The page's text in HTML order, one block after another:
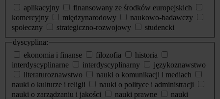
aplikacyjny
finansowany ze środków europejskich
komercyjny
międzynarodowy
naukowo-badawczy
społeczny
strategiczno-rozwojowy
studencki
dyscyplina:
ekonomia i finanse
filozofia
historia
interdyscyplinarne
interdyscyplinarny
językoznawstwo
literaturoznawstwo
nauki o komunikacji i mediach
nauki o kulturze i religii
nauki o polityce i administracji
nauki o zarządzaniu i jakości
nauki prawne
nauki